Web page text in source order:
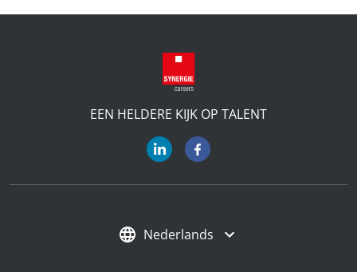
EEN HELDERE KIJK OP TALENT
Nederlands